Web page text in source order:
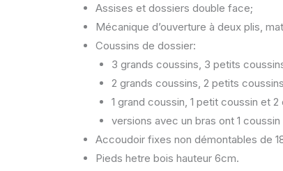
Assises et dossiers double face;
Mécanique d’ouverture à deux plis,
Coussins de dossier:
3 grands coussins, 3 petits
2 grands coussins, 2 petits
1 grand coussin, 1 petit coussin et
versions avec un bras ont 1
Accoudoir fixes non démontables de
Pieds hetre bois hauteur 6cm.